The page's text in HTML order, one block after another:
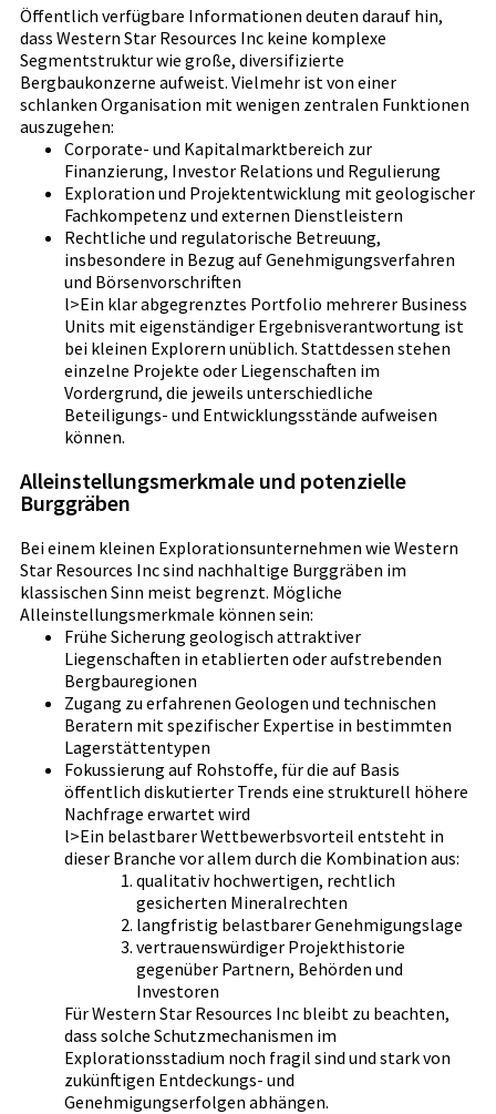
Öffentlich verfügbare Informationen deuten darauf hin,
dass Western Star Resources Inc keine komplexe
Segmentstruktur wie große, diversifizierte
Bergbaukonzerne aufweist. Vielmehr ist von einer
schlanken Organisation mit wenigen zentralen Funktionen
auszugehen:
Corporate- und Kapitalmarktbereich zur
Finanzierung, Investor Relations und Regulierung
Exploration und Projektentwicklung mit geologischer
Fachkompetenz und externen Dienstleistern
Rechtliche und regulatorische Betreuung,
insbesondere in Bezug auf Genehmigungsverfahren
und Börsenvorschriften
l>Ein klar abgegrenztes Portfolio mehrerer Business
Units mit eigenständiger Ergebnisverantwortung ist
bei kleinen Explorern unüblich. Stattdessen stehen
einzelne Projekte oder Liegenschaften im
Vordergrund, die jeweils unterschiedliche
Beteiligungs- und Entwicklungsstände aufweisen
können.
Alleinstellungsmerkmale und potenzielle
Burggräben
Bei einem kleinen Explorationsunternehmen wie Western
Star Resources Inc sind nachhaltige Burggräben im
klassischen Sinn meist begrenzt. Mögliche
Alleinstellungsmerkmale können sein:
Frühe Sicherung geologisch attraktiver
Liegenschaften in etablierten oder aufstrebenden
Bergbauregionen
Zugang zu erfahrenen Geologen und technischen
Beratern mit spezifischer Expertise in bestimmten
Lagerstättentypen
Fokussierung auf Rohstoffe, für die auf Basis
öffentlich diskutierter Trends eine strukturell höhere
Nachfrage erwartet wird
l>Ein belastbarer Wettbewerbsvorteil entsteht in
dieser Branche vor allem durch die Kombination aus:
qualitativ hochwertigen, rechtlich
gesicherten Mineralrechten
langfristig belastbarer Genehmigungslage
vertrauenswürdiger Projekthistorie
gegenüber Partnern, Behörden und
Investoren
Für Western Star Resources Inc bleibt zu beachten,
dass solche Schutzmechanismen im
Explorationsstadium noch fragil sind und stark von
zukünftigen Entdeckungs- und
Genehmigungserfolgen abhängen.